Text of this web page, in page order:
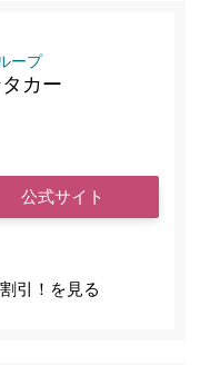
ープ
カー
公式サイト
引！を見る